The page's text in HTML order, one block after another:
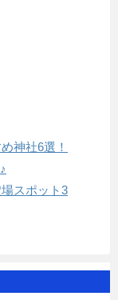
神社6選！
スポット3